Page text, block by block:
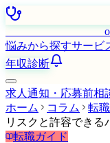
悩みから探すサービ
年収診断
求人通知・応募前相
ホーム
コラム 転
リスクと許容できる
転職ガイド